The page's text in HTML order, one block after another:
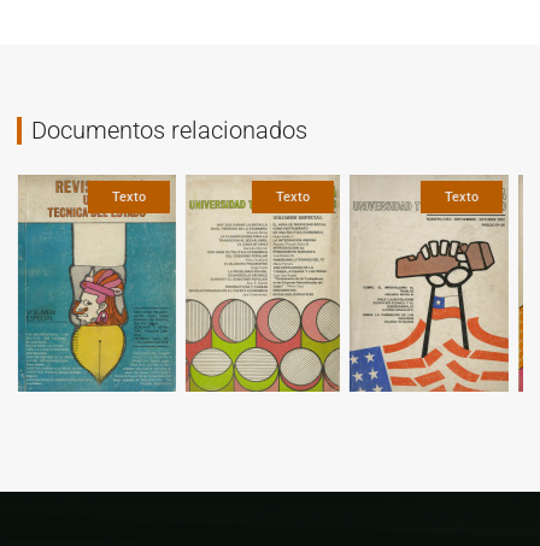
Documentos relacionados
Texto Texto Texto